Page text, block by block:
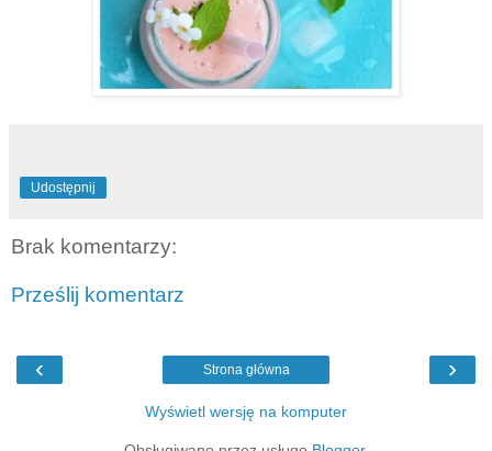
Udostępnij
Brak komentarzy:
Prześlij komentarz
‹ ›
Strona główna
Wyświetl wersję na komputer